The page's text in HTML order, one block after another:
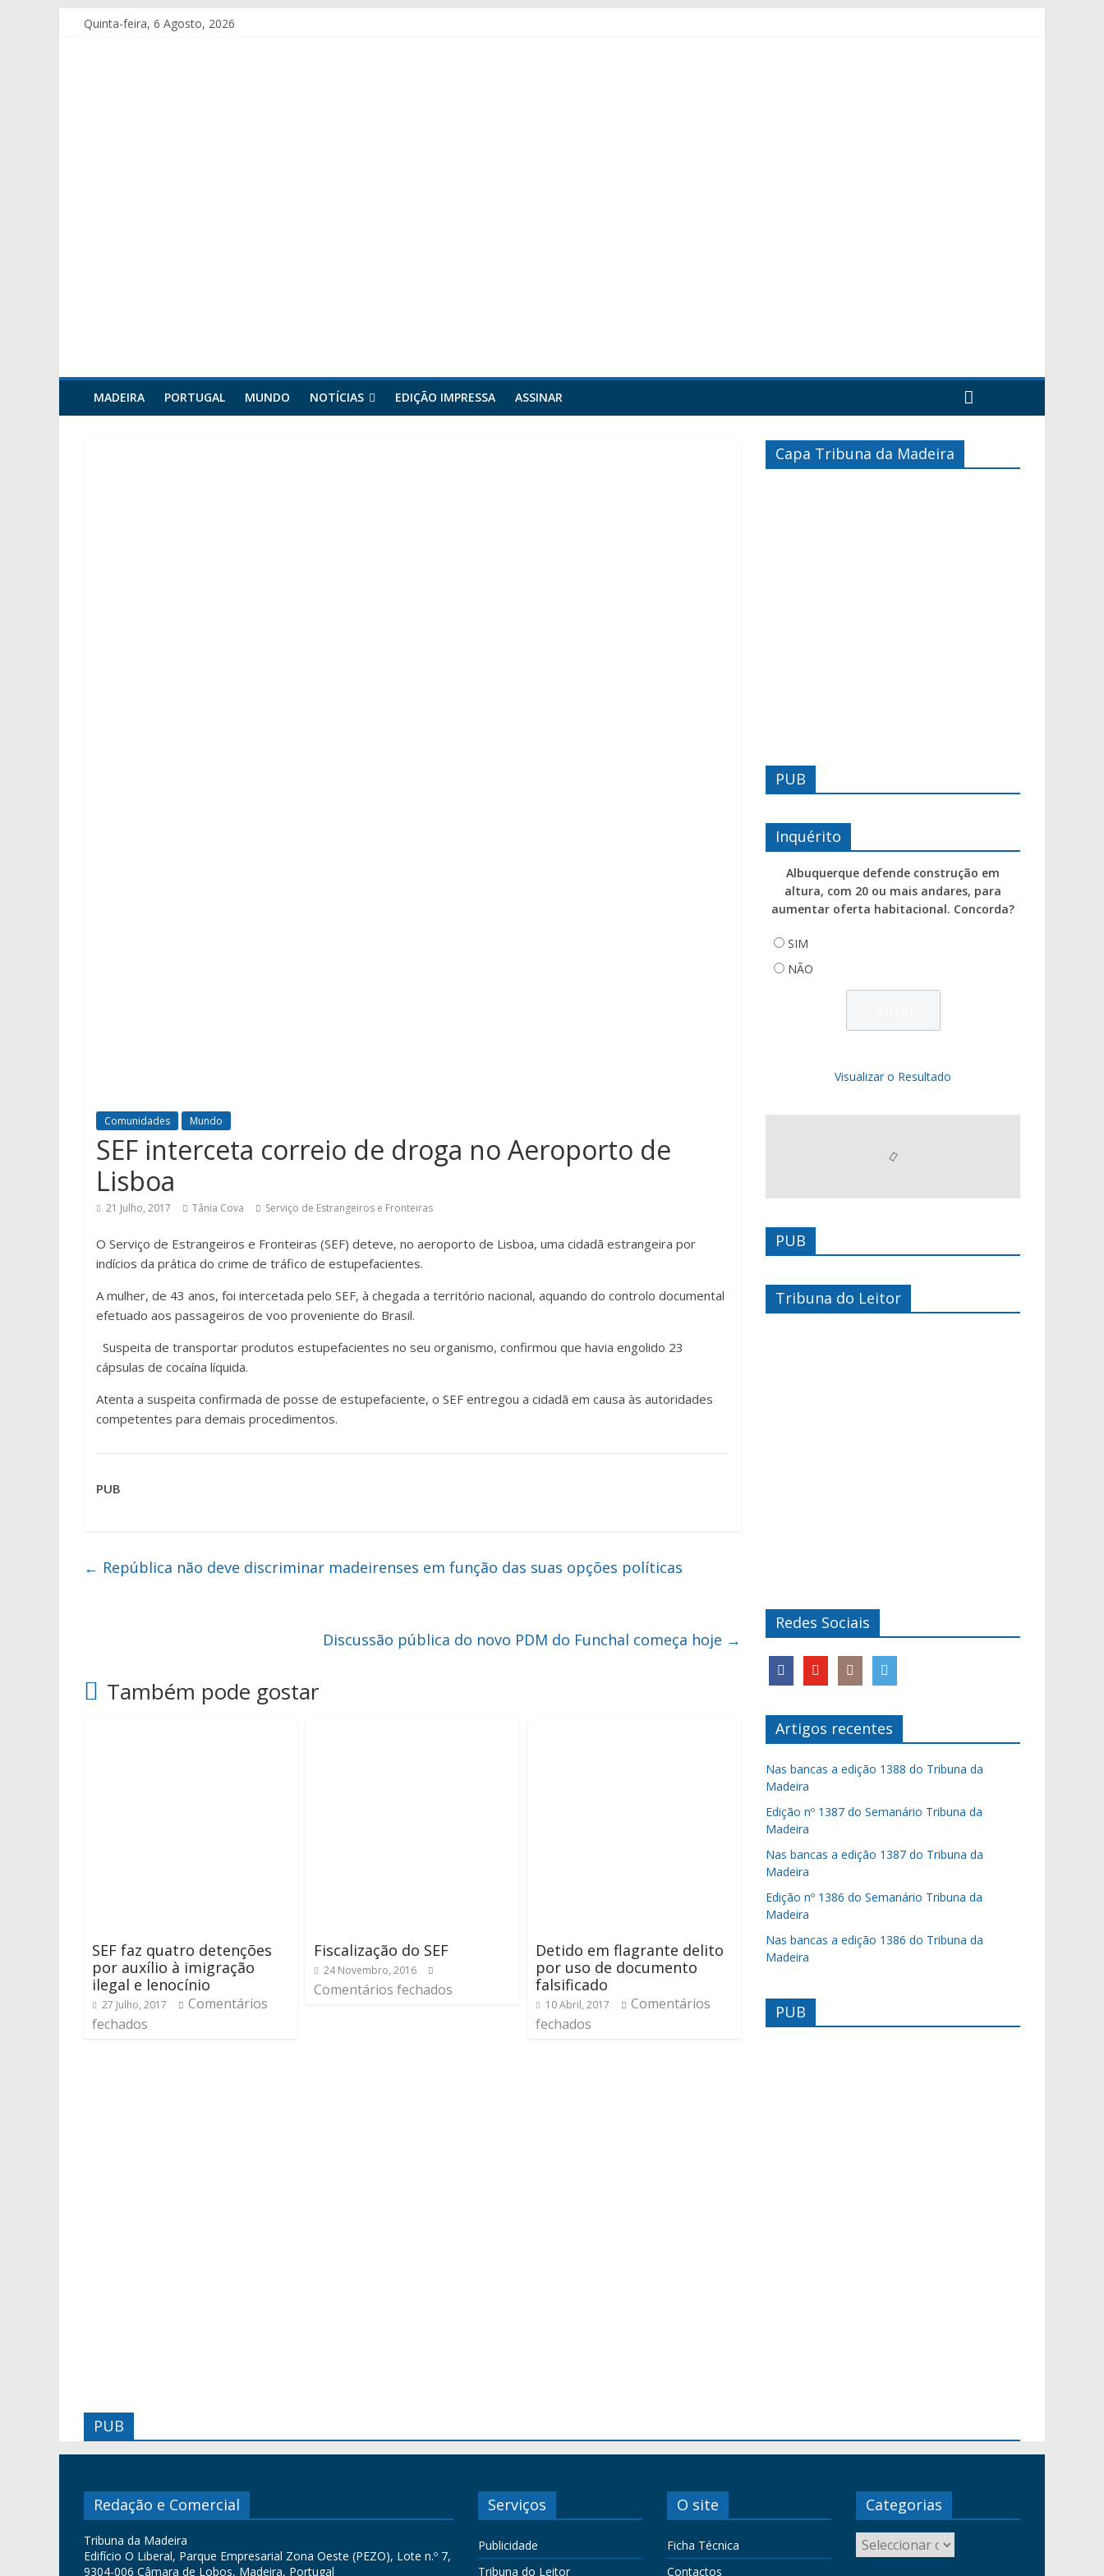
Quinta-feira, 6 Agosto, 2026
MADEIRA PORTUGAL MUNDO NOTÍCIAS EDIÇÃO IMPRESSA ASSINAR
Comunidades Mundo
SEF interceta correio de droga no Aeroporto de
Lisboa
21 Julho, 2017 Tânia Cova Serviço de Estrangeiros e Fronteiras
O Serviço de Estrangeiros e Fronteiras (SEF) deteve, no aeroporto de Lisboa, uma cidadã estrangeira por
indícios da prática do crime de tráfico de estupefacientes.
A mulher, de 43 anos, foi intercetada pelo SEF, à chegada a território nacional, aquando do controlo documental
efetuado aos passageiros de voo proveniente do Brasil.
Suspeita de transportar produtos estupefacientes no seu organismo, confirmou que havia engolido 23
cápsulas de cocaína líquida.
Atenta a suspeita confirmada de posse de estupefaciente, o SEF entregou a cidadã em causa às autoridades
competentes para demais procedimentos.
PUB
← República não deve discriminar madeirenses em função das suas opções políticas
Discussão pública do novo PDM do Funchal começa hoje →
Também pode gostar
SEF faz quatro detenções
por auxílio à imigração
ilegal e lenocínio
27 Julho, 2017
Comentários
fechados
Fiscalização do SEF
24 Novembro, 2016
Comentários fechados
Detido em flagrante delito
por uso de documento
falsificado
10 Abril, 2017
Comentários
fechados
Capa Tribuna da Madeira
PUB
Inquérito
Albuquerque defende construção em
altura, com 20 ou mais andares, para
aumentar oferta habitacional. Concorda?
SIM
NÃO
Visualizar o Resultado
PUB
Tribuna do Leitor
Redes Sociais
Artigos recentes
Nas bancas a edição 1388 do Tribuna da
Madeira
Edição nº 1387 do Semanário Tribuna da
Madeira
Nas bancas a edição 1387 do Tribuna da
Madeira
Edição nº 1386 do Semanário Tribuna da
Madeira
Nas bancas a edição 1386 do Tribuna da
Madeira
PUB
PUB
Redação e Comercial
Tribuna da Madeira
Edifício O Liberal, Parque Empresarial Zona Oeste (PEZO), Lote n.º 7,
9304-006 Câmara de Lobos, Madeira, Portugal
Serviços
Publicidade
Tribuna do Leitor
O site
Ficha Técnica
Contactos
Categorias